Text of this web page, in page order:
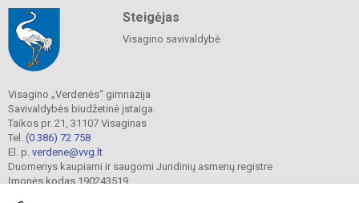
Steigėjas
Visagino savivaldybė
Visagino „Verdenės“ gimnazija
Savivaldybės biudžetinė įstaiga.
Taikos pr. 21, 31107 Visaginas
Tel. (0 386) 72 758
El. p. verdene@vvg.lt
Duomenys kaupiami ir saugomi Juridinių asmenų registre
Įmonės kodas 190243519